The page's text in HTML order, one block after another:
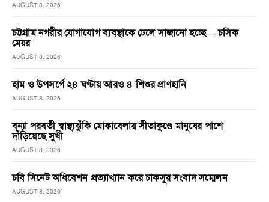
AUGUST 8, 2026
চট্টগ্রাম নগরীর যোগাযোগ ব্যবস্থাকে ঢেলে সাজানো হচ্ছে— চসিক
মেয়র
AUGUST 8, 2026
হাম ও উপসর্গে ২৪ ঘণ্টায় আরও ৪ শিশুর প্রাণহানি
AUGUST 8, 2026
বন্যা পরবর্তী স্বাস্থ্যঝুঁকি মোকাবেলায় সীতাকুণ্ডে মানুষের পাশে
দাঁড়িয়েছে সুখী
AUGUST 8, 2026
চবি সিনেট অধিবেশন প্রত্যাখ্যান করে চাকসুর সংবাদ সম্মেলন
AUGUST 8, 2026